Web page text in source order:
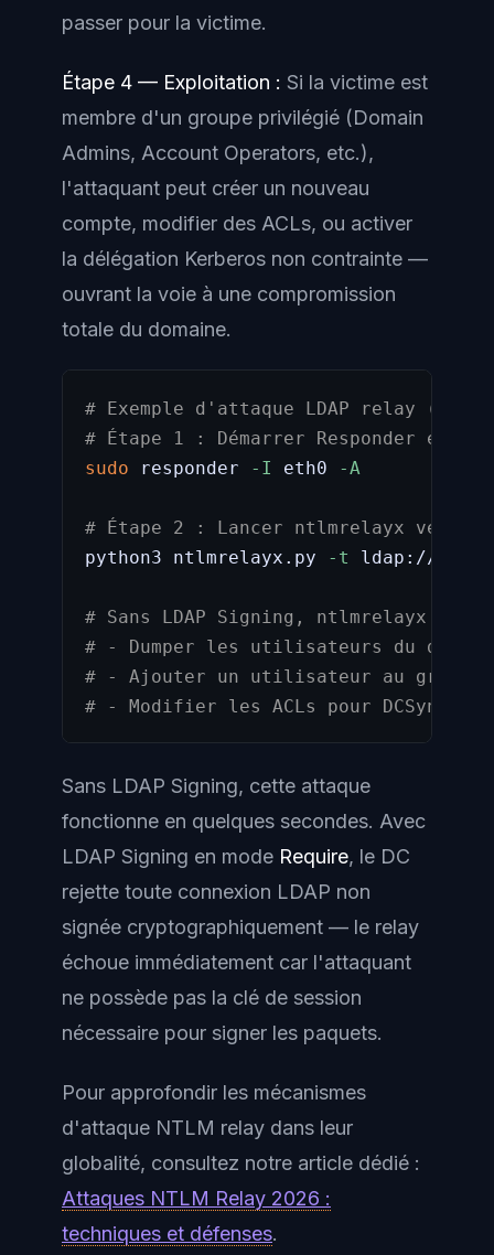
passer pour la victime.
Étape 4 — Exploitation : Si la victime est
membre d'un groupe privilégié (Domain
Admins, Account Operators, etc.),
l'attaquant peut créer un nouveau
compte, modifier des ACLs, ou activer
la délégation Kerberos non contrainte —
ouvrant la voie à une compromission
totale du domaine.
# Exemple d'attaque LDAP relay (à
# Étape 1 : Démarrer Responder en
sudo responder -I eth0 -A
# Étape 2 : Lancer ntlmrelayx vers le
python3 ntlmrelayx.py
-t ldap://
# Sans LDAP Signing, ntlmrelayx
# - Dumper les utilisateurs du
# - Ajouter un utilisateur au groupe
# - Modifier les ACLs pour DCSync
Sans LDAP Signing, cette attaque
fonctionne en quelques secondes. Avec
LDAP Signing en mode Require, le DC
rejette toute connexion LDAP non
signée cryptographiquement — le relay
échoue immédiatement car l'attaquant
ne possède pas la clé de session
nécessaire pour signer les paquets.
Pour approfondir les mécanismes
d'attaque NTLM relay dans leur
globalité, consultez notre article dédié :
Attaques NTLM Relay 2026 :
techniques et défenses.